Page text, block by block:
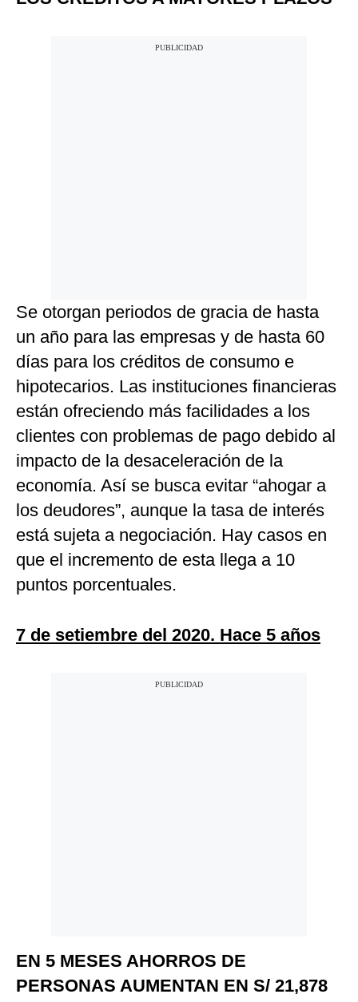
Se otorgan periodos de gracia de hasta
un año para las empresas y de hasta 60
días para los créditos de consumo e
hipotecarios. Las instituciones financieras
están ofreciendo más facilidades a los
clientes con problemas de pago debido al
impacto de la desaceleración de la
economía. Así se busca evitar “ahogar a
los deudores”, aunque la tasa de interés
está sujeta a negociación. Hay casos en
que el incremento de esta llega a 10
puntos porcentuales.
7 de setiembre del 2020. Hace 5 años
EN 5 MESES AHORROS DE
PERSONAS AUMENTAN EN S/ 21,878